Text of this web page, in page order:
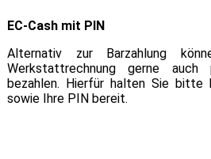
EC-Cash mit PIN
Alternativ zur Barzahlung
Werkstattrechnung gerne auch
bezahlen. Hierfür halten Sie bitte
sowie Ihre PIN bereit.